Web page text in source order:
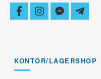
facebookinstagram
facebook-
plane
KONTOR/LAGERSHOP